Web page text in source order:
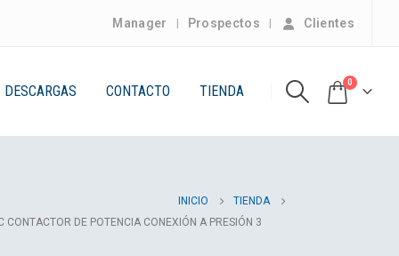
Manager Prospectos Clientes
DESCARGAS CONTACTO TIENDA
0
INICIO
TIENDA
DE POTENCIA CONEXIÓN A PRESIÓN 3